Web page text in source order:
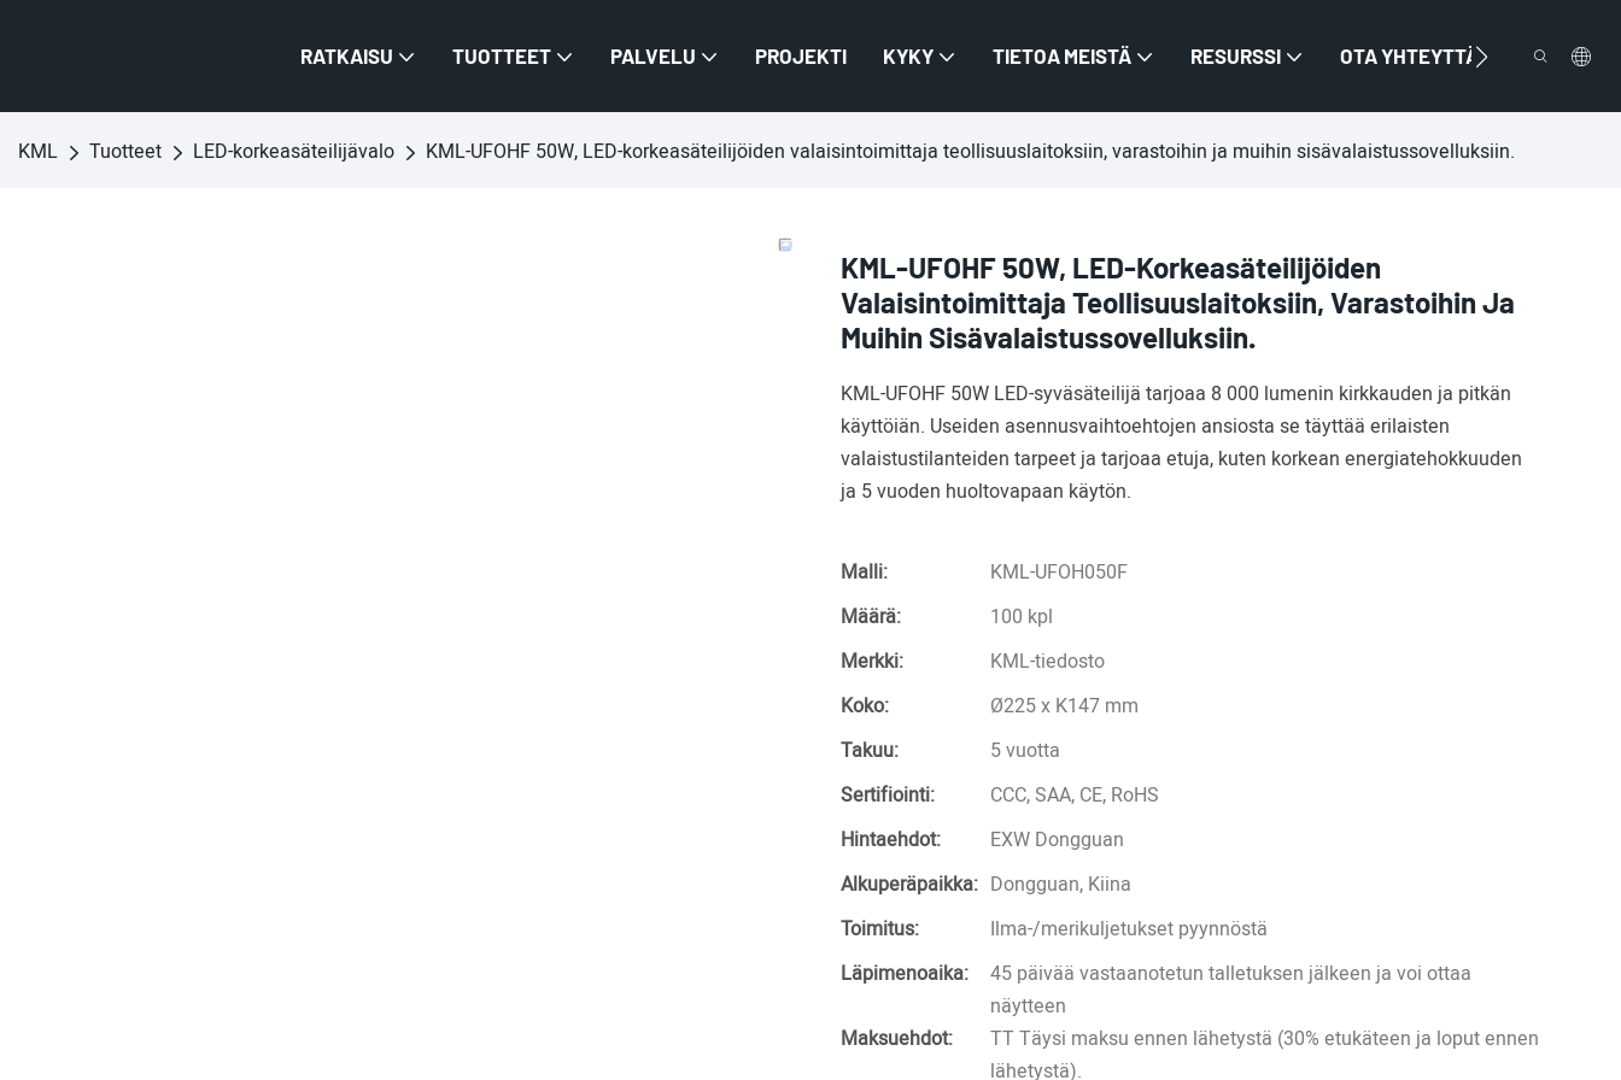
RATKAISU TUOTTEET PALVELU PROJEKTI KYKY TIETOA MEISTÄ RESURSSI OTA YHTEYTTÄ
KML Tuotteet LED-korkeasäteilijävalo KML-UFOHF 50W, LED-korkeasäteilijöiden valaisintoimittaja teollisuuslaitoksiin, varastoihin ja muihin sisävalaistussovelluksiin.
KML-UFOHF 50W, LED-Korkeasäteilijöiden
Valaisintoimittaja Teollisuuslaitoksiin, Varastoihin Ja
Muihin Sisävalaistussovelluksiin.
KML-UFOHF 50W LED-syväsäteilijä tarjoaa 8 000 lumenin kirkkauden ja pitkän
käyttöiän. Useiden asennusvaihtoehtojen ansiosta se täyttää erilaisten
valaistustilanteiden tarpeet ja tarjoaa etuja, kuten korkean energiatehokkuuden
ja 5 vuoden huoltovapaan käytön.
Malli:
KML-UFOH050F
Määrä:
100 kpl
Merkki:
KML-tiedosto
Koko:
Ø225 x K147 mm
Takuu:
5 vuotta
Sertifiointi:
CCC, SAA, CE, RoHS
Hintaehdot:
EXW Dongguan
Alkuperäpaikka: Dongguan, Kiina
Toimitus:
Ilma-/merikuljetukset pyynnöstä
Läpimenoaika:
45 päivää vastaanotetun talletuksen jälkeen ja voi ottaa
näytteen
Maksuehdot:
TT Täysi maksu ennen lähetystä (30% etukäteen ja loput ennen
lähetystä).